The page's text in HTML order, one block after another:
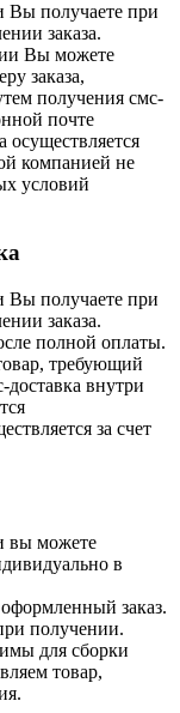
Вы получаете при
заказа.
Вы можете
заказа,
получения смс-
почте
осуществляется
компанией не
условий
Вы получаете при
заказа.
полной оплаты.
требующий
внутри
за счет
вы можете
в
заказ.
получении.
для сборки
товар,